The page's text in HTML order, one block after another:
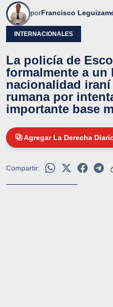
porFrancisco
INTERNACIONALES
La policía de
formalmente a un
nacionalidad
rumana por
importante base
Agregar La Derecha
Compartir: